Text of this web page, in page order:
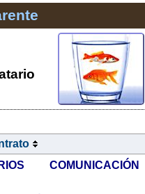
COMUNICACIÓN